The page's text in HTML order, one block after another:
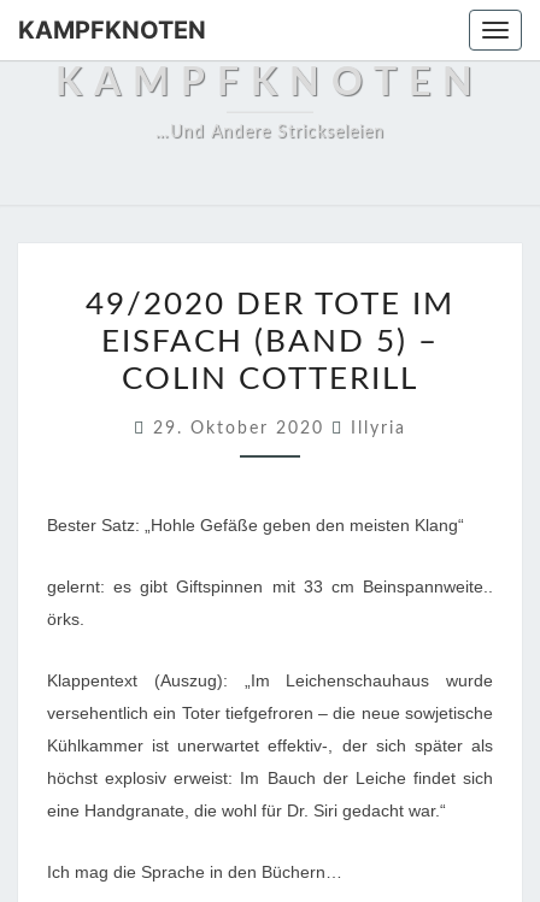
Skip
content
KAMPFKNOTEN
KAMPFKNOTEN
…und Andere Strickseleien
9
/
2
2
E
E
M
E
S
49/2020 DER TOTE IM
EISFACH (BAND 5) –
COLIN COTTERILL
29. Oktober 2020 Illyria
Bester Satz: „Hohle Gefäße geben den meisten Klang“
gelernt: es gibt Giftspinnen mit 33 cm Beinspannweite..
örks.
Klappentext (Auszug): „Im Leichenschauhaus wurde
versehentlich ein Toter tiefgefroren – die neue sowjetische
Kühlkammer ist unerwartet effektiv-, der sich später als
höchst explosiv erweist: Im Bauch der Leiche findet sich
eine Handgranate, die wohl für Dr. Siri gedacht war.“
Ich mag die Sprache in den Büchern…